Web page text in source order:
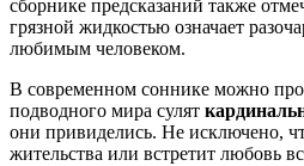
сборнике предсказаний также
грязной жидкостью означает
любимым человеком.
В современном соннике можно
подводного мира сулят
они привиделись. Не исключено,
жительства или встретит любовь